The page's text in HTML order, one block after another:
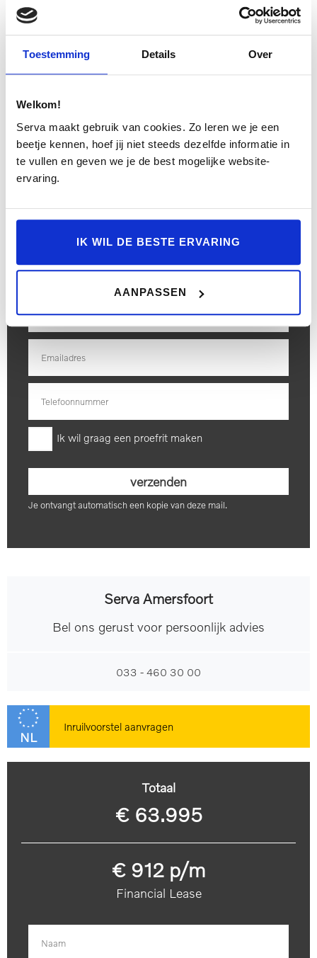
Toestemming Details Over
Welkom!
Serva maakt gebruik van cookies. Zo leren we je een
beetje kennen, hoef jij niet steeds dezelfde informatie in
te vullen en geven we je de best mogelijke website-
ervaring.
IK WIL DE BESTE ERVARING
AANPASSEN
Neem contact op
Ik wil graag een proefrit maken
Je ontvangt automatisch een kopie van deze mail.
Serva Amersfoort
Bel ons gerust voor persoonlijk advies
033 - 460 30 00
NL
Inruilvoorstel aanvragen
Totaal
€ 63.995
€ 912 p/m
Financial Lease